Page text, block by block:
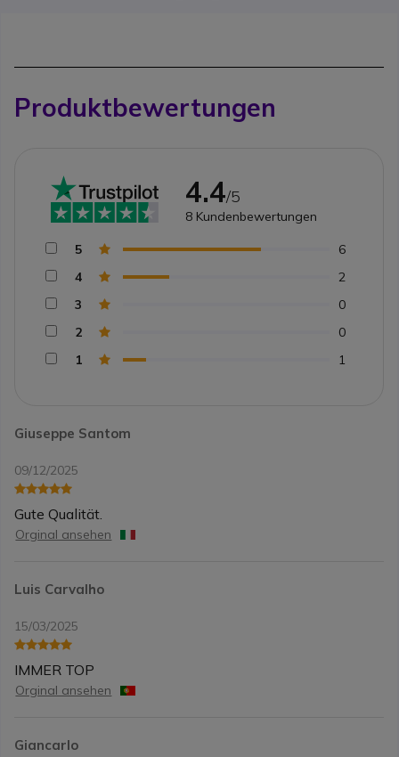
Produktbewertungen
Giuseppe Santom
09/12/2025
Gute Qualität.
Orginal ansehen
Luis Carvalho
15/03/2025
IMMER TOP
Orginal ansehen
Giancarlo
4.4/5
8 Kundenbewertungen
5
6
4
2
3
0
2
0
1
1